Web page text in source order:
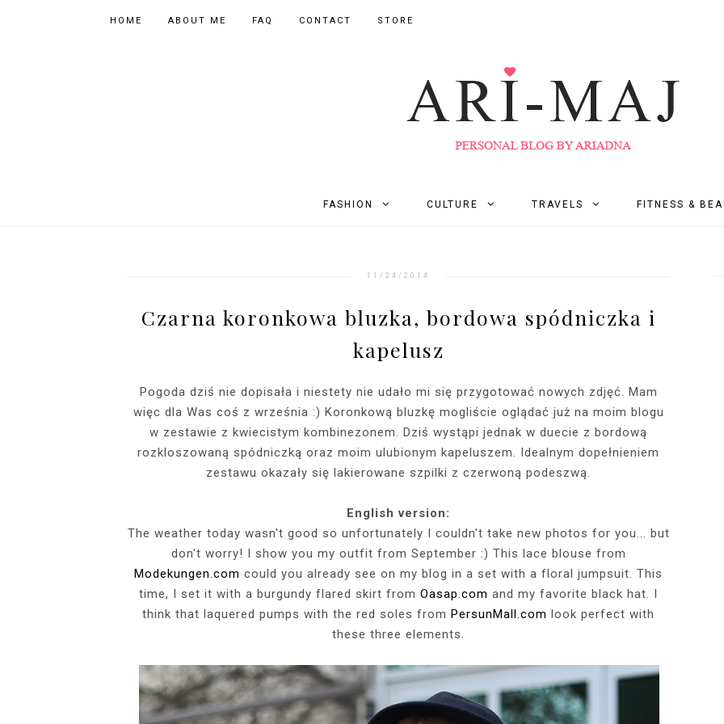
HOME ABOUT ME FAQ CONTACT STORE
FASHION
SHOPPING
EVENTS
INSIDE HER FRAME - MY NEW
SENSUAL PHOTOBOOK
MY 34TH BIRTHDAY! FEELING
MORE ME THAN EVER :)
2025 - THE
PHOTOS ON
CULTURE
EVENTS
SZARY TOP, KRÓTKA SKÓRZANA
SPÓDNICZKA, CZARNE
KTÓRYMI PRAGNĘ SIĘ Z WAMI
PODZIELIĆ
RÓŻOWY SWETER Z DEKOLTEM,
SZARA SPÓDNICZKA I CZARNE
PRAGNĘ SIĘ Z WAMI PODZIELIĆ
FALBANAMI,
I SZPILKI +
PRAGNĘ SIĘ Z
TRAVELS
ASIA
GDZIE POWSTAJĄ MOJE
BUDUAROWE SESJE + 100 ZŁ DO
AIRBNB
NIEZNANE OBLICZE LUWRU:
DLACZEGO MONA LISA STAŁA
WENUS Z MILO?
WIZYTA W
FITNESS &
BEAUTY
BIAŁY SPORTOWY STANIK,
CZARNE LEGGINSY I
WIZYTA W POZNAŃSKIEJ
PRACOWNI FRYZJERSKIEJ CUT
JAKIEGO
CZYM
WŁOSY?
11/24/2014
Czarna koronkowa bluzka, bordowa spódniczka i
kapelusz
Pogoda dziś nie dopisała i niestety nie udało mi się przygotować nowych zdjęć. Mam
więc dla Was coś z września :) Koronkową bluzkę mogliście oglądać już na moim blogu
w zestawie z kwiecistym kombinezonem. Dziś wystąpi jednak w duecie z bordową
rozkloszowaną spódniczką oraz moim ulubionym kapeluszem. Idealnym dopełnieniem
zestawu okazały się lakierowane szpilki z czerwoną podeszwą.
English version:
The weather today wasn't good so unfortunately I couldn't take new photos for you... but
don't worry! I show you my outfit from September :) This lace blouse from
Modekungen.com could you already see on my blog in a set with a floral jumpsuit. This
time, I set it with a burgundy flared skirt from Oasap.com and my favorite black hat. I
think that laquered pumps with the red soles from PersunMall.com look perfect with
these three elements.